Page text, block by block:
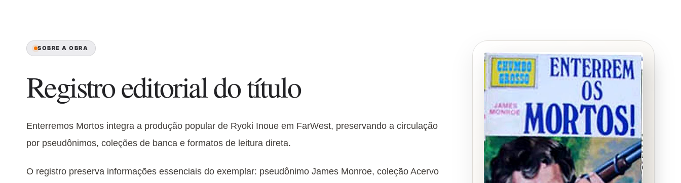
SOBRE A OBRA
Registro editorial do título
Enterremos Mortos integra a produção popular de Ryoki Inoue em FarWest, preservando a circulação
por pseudônimos, coleções de banca e formatos de leitura direta.
O registro preserva informações essenciais do exemplar: pseudônimo James Monroe, coleção Acervo